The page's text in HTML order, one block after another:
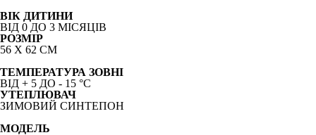
ВІК ДИТИНИ
ВІД 0 ДО 3 МІСЯЦІВ
РОЗМІР
56 Х 62 СМ
ТЕМПЕРАТУРА ЗОВНІ
ВІД + 5 ДО - 15 °C
УТЕПЛЮВАЧ
ЗИМОВИЙ СИНТЕПОН
МОДЕЛЬ